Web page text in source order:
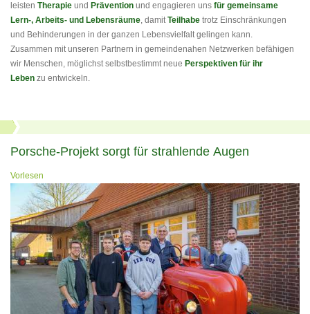
leisten Therapie und Prävention und engagieren uns für gemeinsame
Lern-, Arbeits- und Lebensräume , damit Teilhabe trotz Einschränkungen
und Behinderungen in der ganzen Lebensvielfalt gelingen kann.
Zusammen mit unseren Partnern in gemeindenahen Netzwerken befähigen
wir Menschen, möglichst selbstbestimmt neue Perspektiven für ihr
Leben zu entwickeln.
Porsche-Projekt sorgt für strahlende Augen
Vorlesen